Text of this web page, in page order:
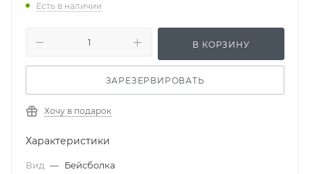
Есть в наличии
В КОРЗИНУ
ЗАРЕЗЕРВИРОВАТЬ
Хочу в подарок
Характеристики
Вид — Бейсболка